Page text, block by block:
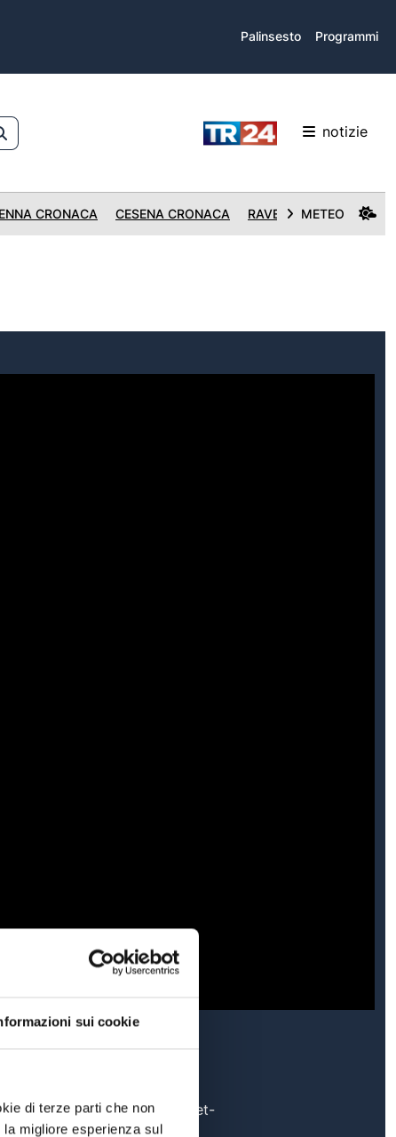
sui cookie
di terze parti che non
migliore esperienza sul
Palinsesto Programmi
notizie
CRONACA CESENA CRONACA RAVENNA CRONACA
METEO
fb.com/Panorama-Basket-
1723891404499104